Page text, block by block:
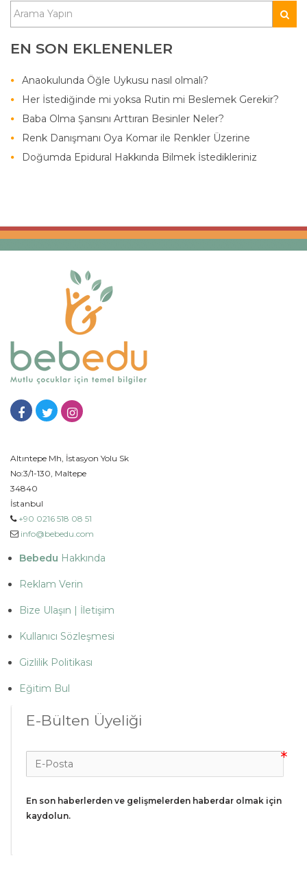
EN SON EKLENENLER
Anaokulunda Öğle Uykusu nasıl olmalı?
Her İstediğinde mi yoksa Rutin mi Beslemek Gerekir?
Baba Olma Şansını Arttıran Besinler Neler?
Renk Danışmanı Oya Komar ile Renkler Üzerine
Doğumda Epidural Hakkında Bilmek İstedikleriniz
Altıntepe Mh, İstasyon Yolu Sk
No:3/1-130, Maltepe
34840
İstanbul
+90 0216 518 08 51
info@bebedu.com
Bebedu Hakkında
Reklam Verin
Bize Ulaşın | İletişim
Kullanıcı Sözleşmesi
Gizlilik Politikası
Eğitim Bul
E-Bülten Üyeliği
En son haberlerden ve gelişmelerden haberdar olmak için
kaydolun.